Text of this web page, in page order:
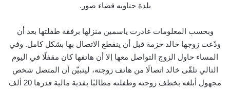
بلدة حناويه قضاء صور.
وبحسب المعلومات غادرت ياسمين منزلها برفقة طفلتها بعد أن
ودّعت زوجها خالد خزمة قبل أن ينقطع الاتصال بها بشكل كامل. وفي
المساء حاول الزوج التواصل معها إلا أن هاتفها كان مقفلًا في اليوم
التالي تلقّى خالد اتصالًا من هاتف زوجته، ليتبيّن أن المتصل شخص
مجهول أبلغه بخطف زوجته وطفلته مطالبًا بفدية مالية قدرها 20 ألف